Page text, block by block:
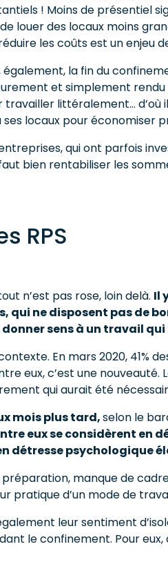
! Moins de présentiel
louer des locaux moins
les coûts est un enjeu
également, la fin du
et simplement rendu
littéralement… d’où
locaux pour économiser
qui ont parfois
bien rentabiliser les
RPS
n’est pas rose, loin delà. Il
qui ne disposent pas de
sens à un travail
En mars 2020, 41%
eux, c’est une
qui aurait été
mois plus tard,selon le
eux se considèrent en
détresse psychologique
manque de
pratique d’un mode de
leur sentiment
le confinement. Pour